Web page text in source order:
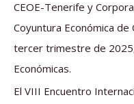
CEOE-Tenerife y
Coyuntura Económica
tercer trimestre de
Económicas.
El VIII Encuentro